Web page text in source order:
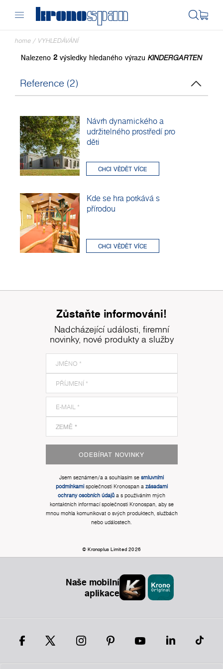
home / VYHLEDÁVÁNÍ
Nalezeno 2 výsledky hledaného výrazu KINDERGARTEN
Reference (2)
Návrh dynamického a
udržitelného prostředí pro
děti
CHCI VĚDĚT VÍCE
Kde se hra potkává s
přírodou
CHCI VĚDĚT VÍCE
Zůstaňte informováni!
Nadcházející události, firemní
novinky, nové produkty a služby
ODEBÍRAT NOVINKY
Jsem seznámen/a a souhlasím se smluvními
podmínkamispolečnosti Kronospan a zásadami
ochrany osobních údajů a s používáním mých
kontaktních informací společnosti Kronospan, aby se
mnou mohla komunikovat o svých produktech, službách
nebo událostech.
© Kronoplus Limited 2026
Naše mobilní
aplikace